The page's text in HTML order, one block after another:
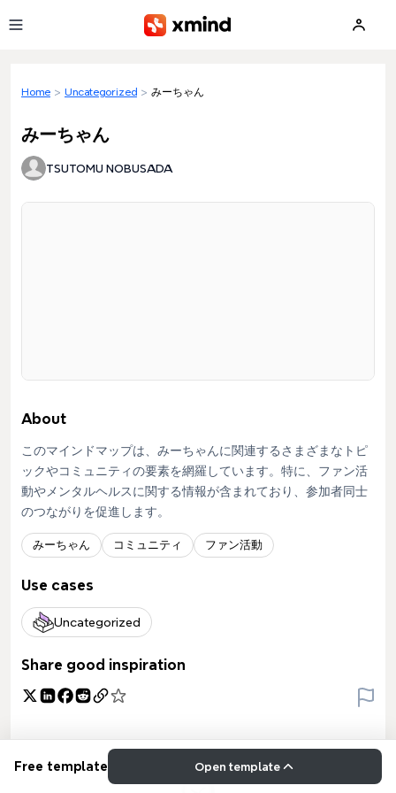
Home > Uncategorized > みーちゃん
みーちゃん
TSUTOMU NOBUSADA
About
このマインドマップは、みーちゃんに関連するさまざまなトピ
ックやコミュニティの要素を網羅しています。特に、ファン活
動やメンタルヘルスに関する情報が含まれており、参加者同士
のつながりを促進します。
みーちゃん コミュニティ ファン活動
Use cases
Uncategorized
Share good inspiration
Free template Open template